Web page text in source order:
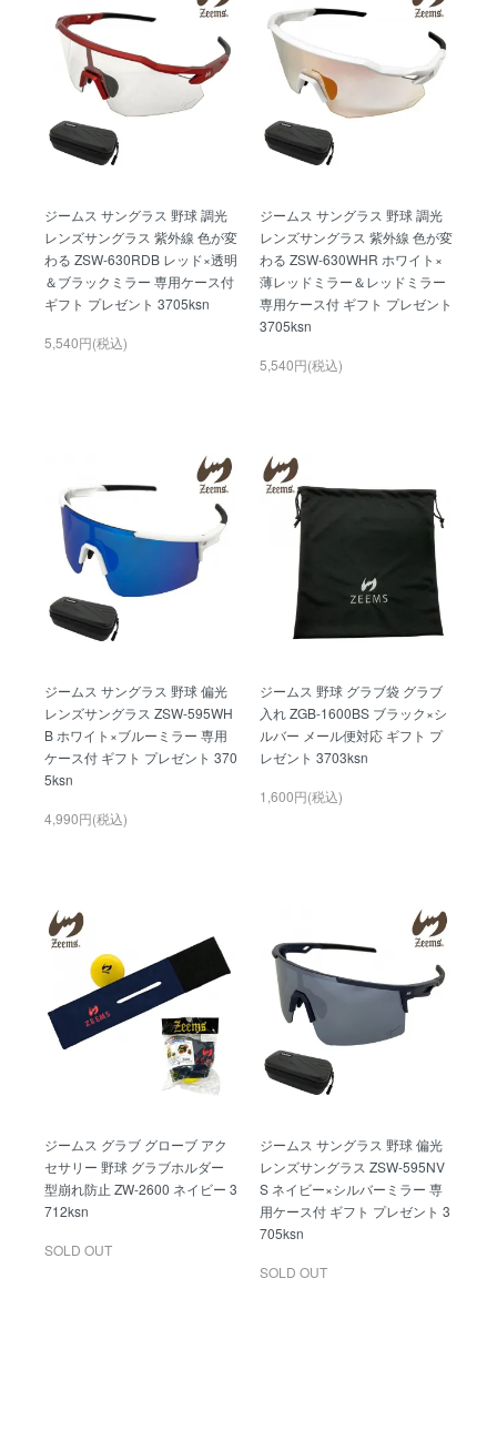
ジームス サングラス 野球 調光
レンズサングラス 紫外線 色が変
わる ZSW-630RDB レッド×透明
＆ブラックミラー 専用ケース付
ギフト プレゼント 3705ksn
5,540円(税込)
ジームス サングラス 野球 調光
レンズサングラス 紫外線 色が変
わる ZSW-630WHR ホワイト×
薄レッドミラー＆レッドミラー
専用ケース付 ギフト プレゼント
3705ksn
5,540円(税込)
ジームス サングラス 野球 偏光
レンズサングラス ZSW-595WH
B ホワイト×ブルーミラー 専用
ケース付 ギフト プレゼント 370
5ksn
4,990円(税込)
ジームス 野球 グラブ袋 グラブ
入れ ZGB-1600BS ブラック×シ
ルバー メール便対応 ギフト プ
レゼント 3703ksn
1,600円(税込)
ジームス グラブ グローブ アク
セサリー 野球 グラブホルダー
型崩れ防止 ZW-2600 ネイビー 3
712ksn
SOLD OUT
ジームス サングラス 野球 偏光
レンズサングラス ZSW-595NV
S ネイビー×シルバーミラー 専
用ケース付 ギフト プレゼント 3
705ksn
SOLD OUT